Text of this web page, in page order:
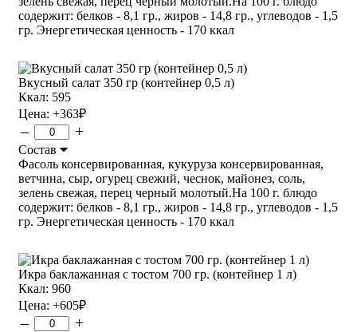
содержит: белков - 8,1 гр., жиров - 14,8 гр., углеводов - 1,5
гр. Энергетическая ценность - 170 ккал
Вкусный салат 350 гр (контейнер 0,5 л)
Ккал: 595
Цена: +363₽
– +
Состав
Фасоль консервированная, кукуруза консервированная,
ветчина, сыр, огурец свежий, чеснок, майонез, соль,
зелень свежая, перец черный молотый.На 100 г. блюдо
содержит: белков - 8,1 гр., жиров - 14,8 гр., углеводов - 1,5
гр. Энергетическая ценность - 170 ккал
Икра баклажанная с тостом 700 гр. (контейнер 1 л)
Ккал: 960
Цена: +605₽
– +